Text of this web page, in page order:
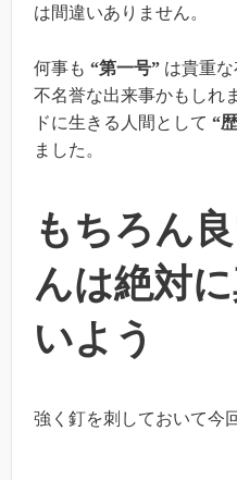
は間違いありません。
何事も “第一号” は貴重
不名誉な出来事かもしれ
ドに生きる人間として “
ました。
もちろん
んは絶対
いよう
強く釘を刺しておいて今